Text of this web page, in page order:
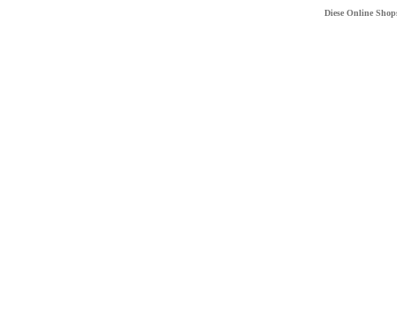
Diese Online